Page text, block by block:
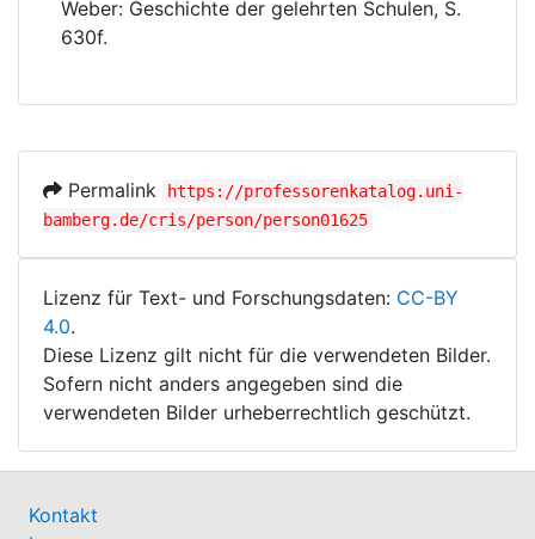
Weber: Geschichte der gelehrten Schulen, S.
630f.
Permalink
https://professorenkatalog.uni-
bamberg.de/cris/person/person01625
Lizenz für Text- und Forschungsdaten: CC-BY
4.0.
Diese Lizenz gilt nicht für die verwendeten Bilder.
Sofern nicht anders angegeben sind die
verwendeten Bilder urheberrechtlich geschützt.
Kontakt